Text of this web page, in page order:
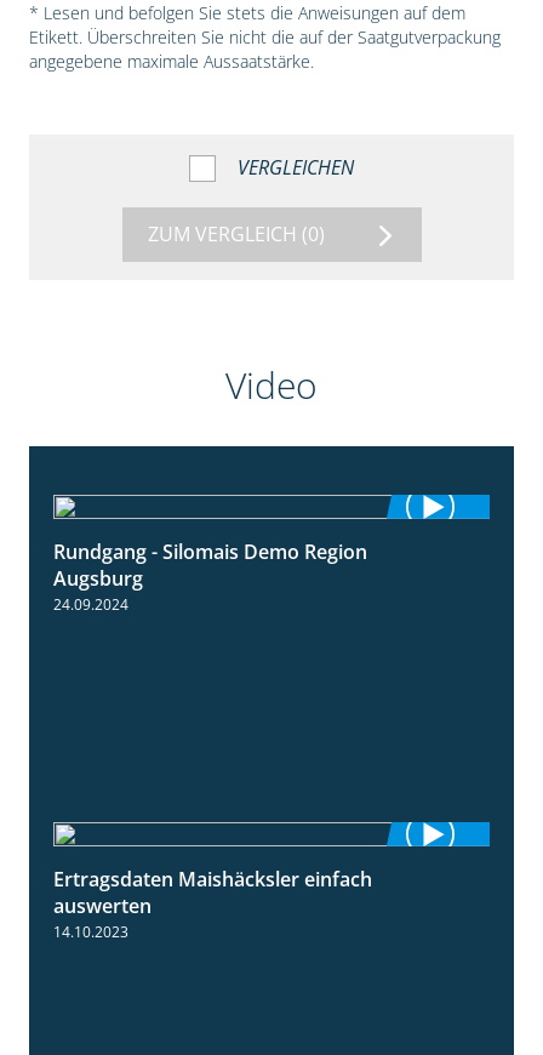
* Lesen und befolgen Sie stets die Anweisungen auf dem
Etikett. Überschreiten Sie nicht die auf der Saatgutverpackung
angegebene maximale Aussaatstärke.
VERGLEICHEN
ZUM VERGLEICH (0)
Video
Rundgang - Silomais Demo Region
Augsburg
24.09.2024
Ertragsdaten Maishäcksler einfach
auswerten
14.10.2023